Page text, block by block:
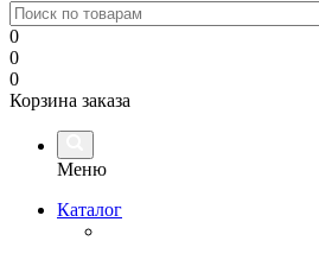
0
0
0
Корзина заказа
Меню
Каталог